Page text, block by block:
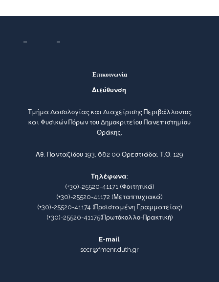
Επικοινωνία
Διεύθυνση:
Τμήμα Δασολογίας και Διαχείρισης Περιβάλλοντος
και Φυσικών Πόρων του Δημοκριτείου Πανεπιστημίου
Θράκης,
Αθ. Πανταζίδου 193, 682 00 Ορεστιάδα, Τ.Θ. 129
Τηλέφωνα:
(+30)-25520-41171(Φοιτητικά)
(+30)-25520-41172 (Μεταπτυχιακά)
(+30)-25520-41174 (Προϊσταμένη Γραμματείας)
(+30)-25520-41175(Πρωτόκολλο-Πρακτική)
E-mail:
secr@fmenr.duth.gr